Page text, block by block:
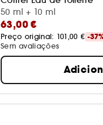
50 ml + 10 ml
63,00 €
Preço original: 101,00 € -
Sem avaliações